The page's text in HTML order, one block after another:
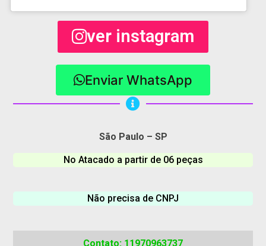
ver instagram
Enviar WhatsApp
São Paulo – SP
No Atacado a partir de 06 peças
Não precisa de CNPJ
Contato: 11970963737